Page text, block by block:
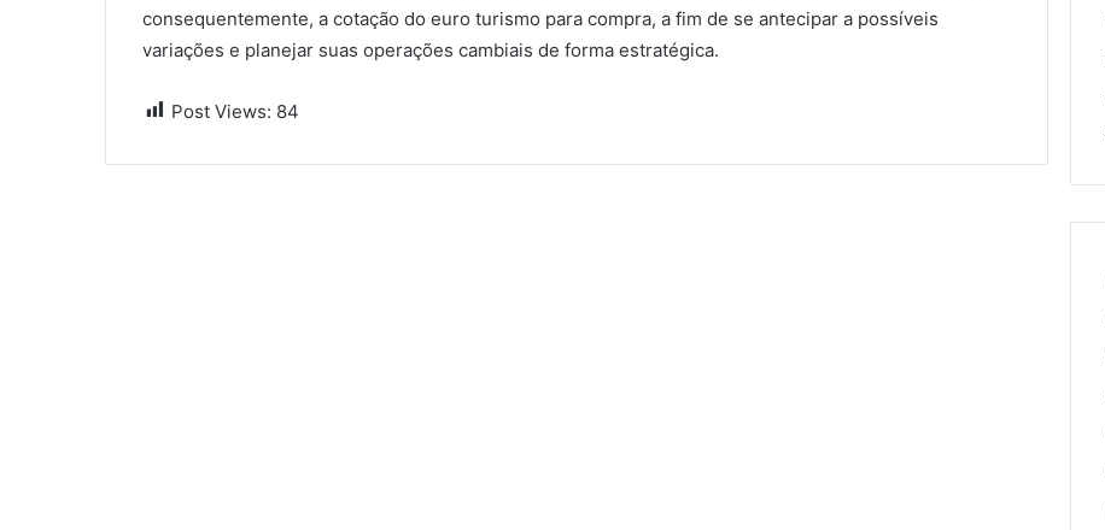
consequentemente, a cotação do euro turismo para compra, a fim de se antecipar a possíveis
variações e planejar suas operações cambiais de forma estratégica.
Post Views: 84